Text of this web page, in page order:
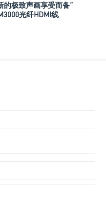
的极致声画享受而备”
光纤HDMI线